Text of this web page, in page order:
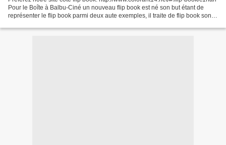
Pour le Boîte à Balbu-Ciné un nouveau flip book est né son but étant de
représenter le flip book parmi deux aute exemples, il traite de flip book son